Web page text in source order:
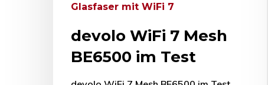
Glasfaser mit WiFi 7
devolo WiFi 7 Mesh
BE6500 im Test